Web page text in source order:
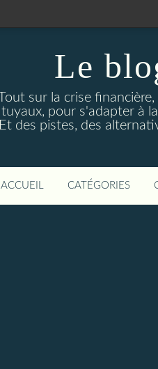
Le
Tout sur la crise
tuyaux, pour s'adapter à
Et des pistes, des
ACCUEIL CATÉGORIES